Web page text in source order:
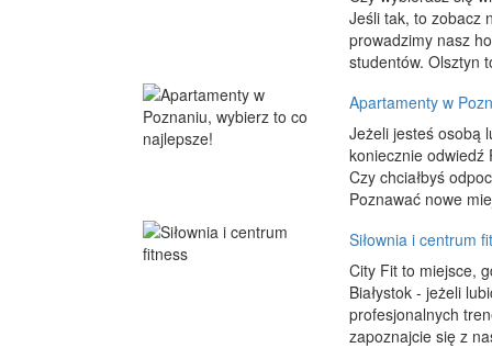
Jeśli tak, to zobacz
prowadzimy nasz
studentów. Olsztyn
Apartamenty w
Jeżeli jesteś osobą
koniecznie odwiedź
Czy chciałbyś
Poznawać nowe
Siłownia i centrum
City Fit to miejsce,
Białystok - jeżeli
profesjonalnych
zapoznajcie się z